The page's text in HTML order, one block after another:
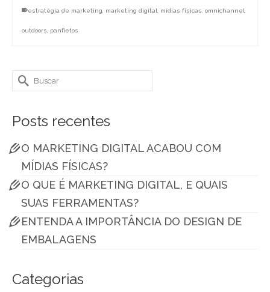
estratégia de marketing marketing digital mídias físicas omnichannel
outdoors panfletos
Buscar
Posts recentes
O MARKETING DIGITAL ACABOU COM
MÍDIAS FÍSICAS?
O QUE É MARKETING DIGITAL, E QUAIS
SUAS FERRAMENTAS?
ENTENDA A IMPORTÂNCIA DO DESIGN DE
EMBALAGENS
Categorias